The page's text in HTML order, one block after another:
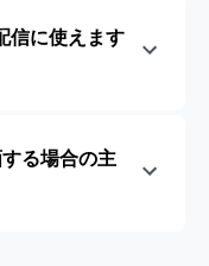
信に使えます
る場合の主